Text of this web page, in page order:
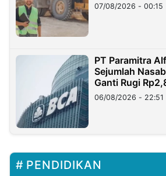
07/08/2026 - 00:15
PT Paramitra
Sejumlah
Ganti Rugi
06/08/2026 - 22:51
PENDIDIKAN